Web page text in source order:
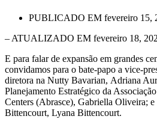
PUBLICADO EM fevereiro 15,
– ATUALIZADO EM fevereiro 18,
E para falar de expansão em grandes
convidamos para o bate-papo a vice-
diretora na Nutty Bavarian, Adriana
Planejamento Estratégico da
Centers (Abrasce), Gabriella Oliveira;
Bittencourt, Lyana Bittencourt.